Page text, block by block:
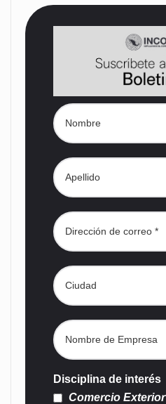
Disciplina de interés
Comercio Exterior